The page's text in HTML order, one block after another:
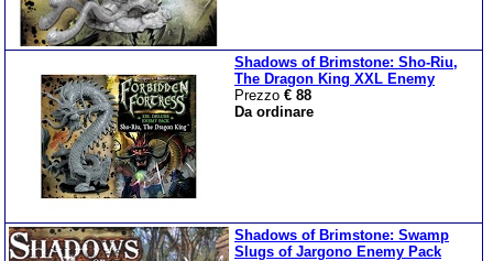
Shadows of Brimstone: Sho-Riu,
The Dragon King XXL Enemy
Prezzo € 88
Da ordinare
Shadows of Brimstone: Swamp
Slugs of Jargono Enemy Pack